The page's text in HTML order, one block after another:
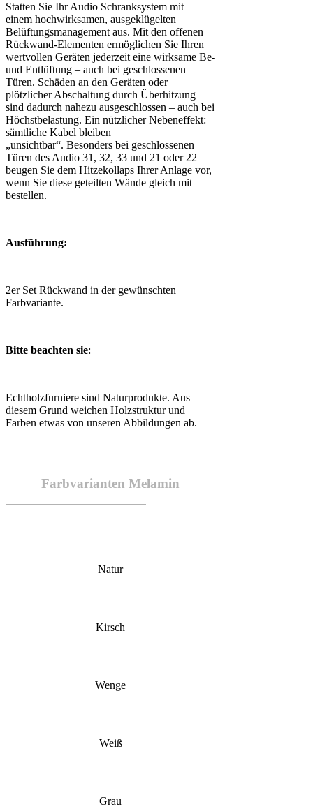
Statten Sie Ihr Audio Schranksystem mit
einem hochwirksamen, ausgeklügelten
Belüftungsmanagement aus. Mit den offenen
Rückwand-Elementen ermöglichen Sie Ihren
wertvollen Geräten jederzeit eine wirksame Be-
und Entlüftung – auch bei geschlossenen
Türen. Schäden an den Geräten oder
plötzlicher Abschaltung durch Überhitzung
sind dadurch nahezu ausgeschlossen – auch bei
Höchstbelastung. Ein nützlicher Nebeneffekt:
sämtliche Kabel bleiben
„unsichtbar“. Besonders bei geschlossenen
Türen des Audio 31, 32, 33 und 21 oder 22
beugen Sie dem Hitzekollaps Ihrer Anlage vor,
wenn Sie diese geteilten Wände gleich mit
bestellen.
Ausführung:
2er Set Rückwand in der gewünschten
Farbvariante.
Bitte beachten sie:
Echtholzfurniere sind Naturprodukte. Aus
diesem Grund weichen Holzstruktur und
Farben etwas von unseren Abbildungen ab.
Farbvarianten Melamin
Natur
Kirsch
Wenge
Weiß
Grau